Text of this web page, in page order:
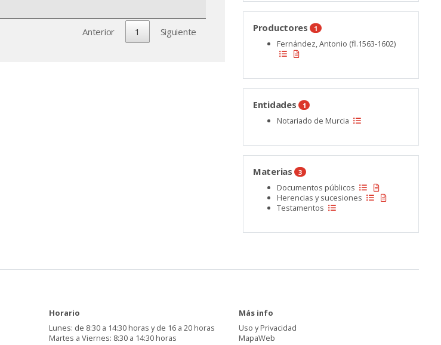
Anterior 1 Siguiente Productores 1
Fernández, Antonio (fl.1563-1602)
Entidades 1
Notariado de Murcia
Materias 3
Documentos públicos
Herencias y sucesiones
Testamentos
Horario
Lunes: de 8:30 a 14:30 horas y de 16 a 20 horas
Martes a Viernes: 8:30 a 14:30 horas
Más info
Uso y Privacidad
MapaWeb